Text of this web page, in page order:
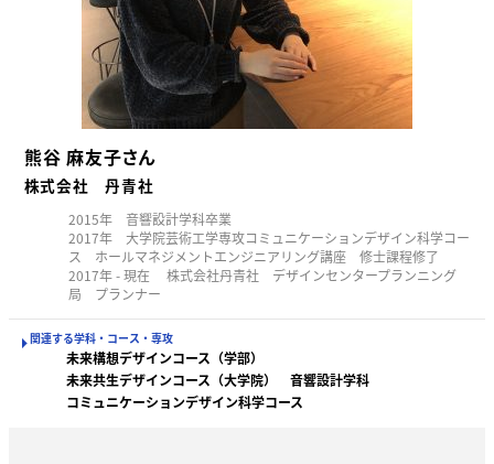
熊谷 麻友子さん
株式会社 丹青社
2015年 音響設計学科卒業
2017年 大学院芸術工学専攻コミュニケーションデザイン科学コー
ス ホールマネジメントエンジニアリング講座 修士課程修了
2017年 - 現在 株式会社丹青社 デザインセンタープランニング
局 プランナー
関連する学科・コース・専攻
未来構想デザインコース（学部）
未来共生デザインコース（大学院）
音響設計学科
コミュニケーションデザイン科学コース